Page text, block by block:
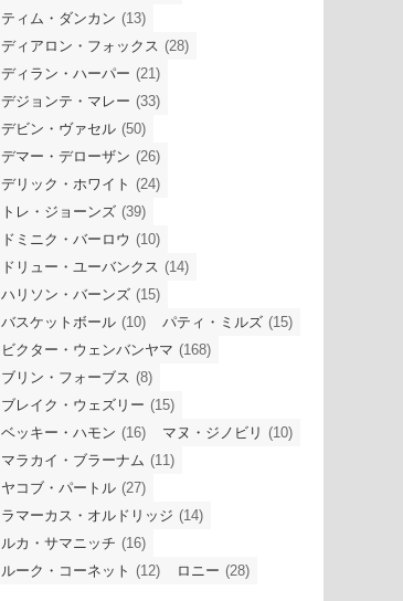
ティム・ダンカン (13)
ディアロン・フォックス (28)
ディラン・ハーパー (21)
デジョンテ・マレー (33)
デビン・ヴァセル (50)
デマー・デローザン (26)
デリック・ホワイト (24)
トレ・ジョーンズ (39)
ドミニク・バーロウ (10)
ドリュー・ユーバンクス (14)
ハリソン・バーンズ (15)
バスケットボール (10) パティ・ミルズ (15)
ビクター・ウェンバンヤマ (168)
ブリン・フォーブス (8)
ブレイク・ウェズリー (15)
ベッキー・ハモン (16) マヌ・ジノビリ (10)
マラカイ・ブラーナム (11)
ヤコブ・パートル (27)
ラマーカス・オルドリッジ (14)
ルカ・サマニッチ (16)
ルーク・コーネット (12) ロニー (28)